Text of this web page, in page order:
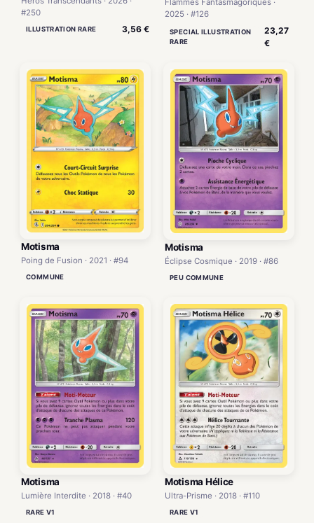
#250
ILLUSTRATION RARE 3,56 €
Flammes Fantasmagoriques ·
2025 · #126
SPECIAL ILLUSTRATION
RARE
23,27
€
Motisma
Poing de Fusion · 2021 · #94
COMMUNE
Motisma
Éclipse Cosmique · 2019 · #86
PEU COMMUNE
Motisma
Lumière Interdite · 2018 · #40
RARE V1
Motisma Hélice
Ultra-Prisme · 2018 · #110
RARE V1